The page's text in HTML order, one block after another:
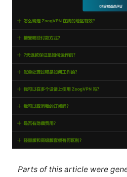
Parts of this article were